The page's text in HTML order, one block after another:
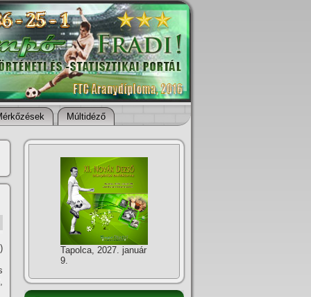
Múltidéző
Tapolca, 2027. január
9.